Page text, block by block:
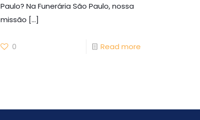
Paulo? Na Funerária São Paulo, nossa
missão […]
0 Read more